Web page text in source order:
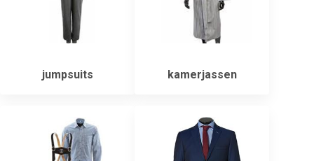
jumpsuits kamerjassen